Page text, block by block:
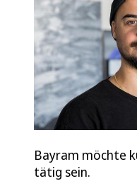
Bayram möchte
tätig sein.